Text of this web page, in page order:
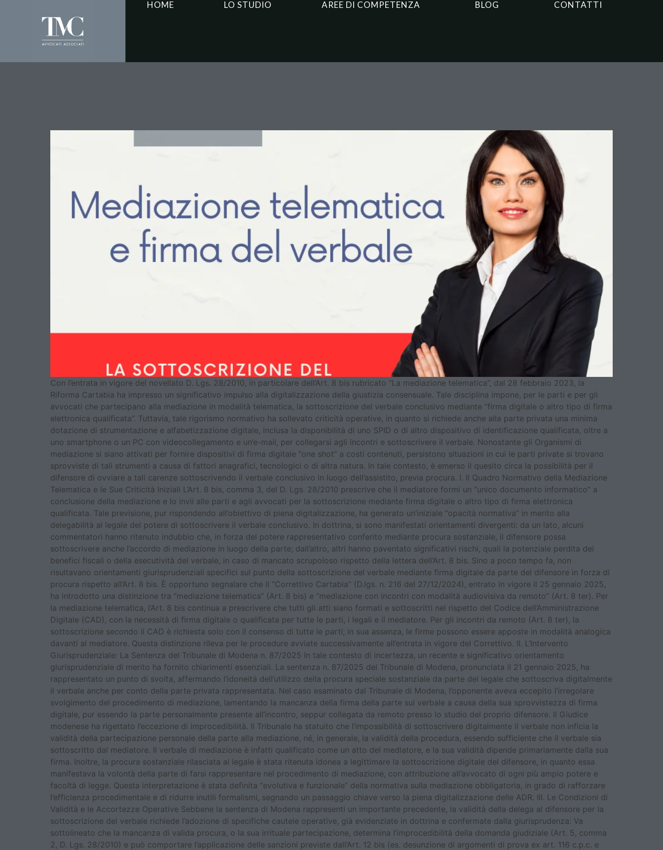
HOME LO STUDIO AREE DI COMPETENZA BLOG CONTATTI
Con l’entrata in vigore del novellato D. Lgs. 28/2010, in particolare dell’Art. 8 bis rubricato “La mediazione telematica”, dal 28 febbraio 2023, la
Riforma Cartabia ha impresso un significativo impulso alla digitalizzazione della giustizia consensuale. Tale disciplina impone, per le parti e per gli
avvocati che partecipano alla mediazione in modalità telematica, la sottoscrizione del verbale conclusivo mediante “firma digitale o altro tipo di firma
elettronica qualificata”. Tuttavia, tale rigorismo normativo ha sollevato criticità operative, in quanto si richiede anche alla parte privata una minima
dotazione di strumentazione e alfabetizzazione digitale, inclusa la disponibilità di uno SPID o di altro dispositivo di identificazione qualificata, oltre a
uno smartphone o un PC con videocollegamento e un’e-mail, per collegarsi agli incontri e sottoscrivere il verbale. Nonostante gli Organismi di
mediazione si siano attivati per fornire dispositivi di firma digitale “one shot” a costi contenuti, persistono situazioni in cui le parti private si trovano
sprovviste di tali strumenti a causa di fattori anagrafici, tecnologici o di altra natura. In tale contesto, è emerso il quesito circa la possibilità per il
difensore di ovviare a tali carenze sottoscrivendo il verbale conclusivo in luogo dell’assistito, previa procura. I. Il Quadro Normativo della Mediazione
Telematica e le Sue Criticità Iniziali L’Art. 8 bis, comma 3, del D. Lgs. 28/2010 prescrive che il mediatore formi un “unico documento informatico” a
conclusione della mediazione e lo invii alle parti e agli avvocati per la sottoscrizione mediante firma digitale o altro tipo di firma elettronica
qualificata. Tale previsione, pur rispondendo all’obiettivo di piena digitalizzazione, ha generato un’iniziale “opacità normativa” in merito alla
delegabilità al legale del potere di sottoscrivere il verbale conclusivo. In dottrina, si sono manifestati orientamenti divergenti: da un lato, alcuni
commentatori hanno ritenuto indubbio che, in forza del potere rappresentativo conferito mediante procura sostanziale, il difensore possa
sottoscrivere anche l’accordo di mediazione in luogo della parte; dall’altro, altri hanno paventato significativi rischi, quali la potenziale perdita dei
benefici fiscali o della esecutività del verbale, in caso di mancato scrupoloso rispetto della lettera dell’Art. 8 bis. Sino a poco tempo fa, non
risultavano orientamenti giurisprudenziali specifici sul punto della sottoscrizione del verbale mediante firma digitale da parte del difensore in forza di
procura rispetto all’Art. 8 bis. È opportuno segnalare che il “Correttivo Cartabia” (D.lgs. n. 216 del 27/12/2024), entrato in vigore il 25 gennaio 2025,
ha introdotto una distinzione tra “mediazione telematica” (Art. 8 bis) e “mediazione con incontri con modalità audiovisiva da remoto” (Art. 8 ter). Per
la mediazione telematica, l’Art. 8 bis continua a prescrivere che tutti gli atti siano formati e sottoscritti nel rispetto del Codice dell’Amministrazione
Digitale (CAD), con la necessità di firma digitale o qualificata per tutte le parti, i legali e il mediatore. Per gli incontri da remoto (Art. 8 ter), la
sottoscrizione secondo il CAD è richiesta solo con il consenso di tutte le parti; in sua assenza, le firme possono essere apposte in modalità analogica
davanti al mediatore. Questa distinzione rileva per le procedure avviate successivamente all’entrata in vigore del Correttivo. II. L’Intervento
Giurisprudenziale: La Sentenza del Tribunale di Modena n. 87/2025 In tale contesto di incertezza, un recente e significativo orientamento
giurisprudenziale di merito ha fornito chiarimenti essenziali. La sentenza n. 87/2025 del Tribunale di Modena, pronunciata il 21 gennaio 2025, ha
rappresentato un punto di svolta, affermando l’idoneità dell’utilizzo della procura speciale sostanziale da parte del legale che sottoscriva digitalmente
il verbale anche per conto della parte privata rappresentata. Nel caso esaminato dal Tribunale di Modena, l’opponente aveva eccepito l’irregolare
svolgimento del procedimento di mediazione, lamentando la mancanza della firma della parte sul verbale a causa della sua sprovvistezza di firma
digitale, pur essendo la parte personalmente presente all’incontro, seppur collegata da remoto presso lo studio del proprio difensore. Il Giudice
modenese ha rigettato l’eccezione di improcedibilità. Il Tribunale ha statuito che l’impossibilità di sottoscrivere digitalmente il verbale non inficia la
validità della partecipazione personale della parte alla mediazione, né, in generale, la validità della procedura, essendo sufficiente che il verbale sia
sottoscritto dal mediatore. Il verbale di mediazione è infatti qualificato come un atto del mediatore, e la sua validità dipende primariamente dalla sua
firma. Inoltre, la procura sostanziale rilasciata al legale è stata ritenuta idonea a legittimare la sottoscrizione digitale del difensore, in quanto essa
manifestava la volontà della parte di farsi rappresentare nel procedimento di mediazione, con attribuzione all’avvocato di ogni più ampio potere e
facoltà di legge. Questa interpretazione è stata definita “evolutiva e funzionale” della normativa sulla mediazione obbligatoria, in grado di rafforzare
l’efficienza procedimentale e di ridurre inutili formalismi, segnando un passaggio chiave verso la piena digitalizzazione delle ADR. III. Le Condizioni di
Validità e le Accortezze Operative Sebbene la sentenza di Modena rappresenti un importante precedente, la validità della delega al difensore per la
sottoscrizione del verbale richiede l’adozione di specifiche cautele operative, già evidenziate in dottrina e confermate dalla giurisprudenza: Va
sottolineato che la mancanza di valida procura, o la sua irrituale partecipazione, determina l’improcedibilità della domanda giudiziale (Art. 5, comma
2, D. Lgs. 28/2010) e può comportare l’applicazione delle sanzioni previste dall’Art. 12 bis (es. desunzione di argomenti di prova ex art. 116 c.p.c. e